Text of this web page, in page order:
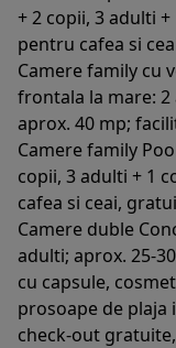
+ 2 copii, 3 adulti
pentru cafea si
Camere family cu
frontala la mare: 2
aprox. 40 mp;
Camere family
copii, 3 adulti + 1
cafea si ceai,
Camere duble
adulti; aprox. 25-
cu capsule,
prosoape de plaja
check-out